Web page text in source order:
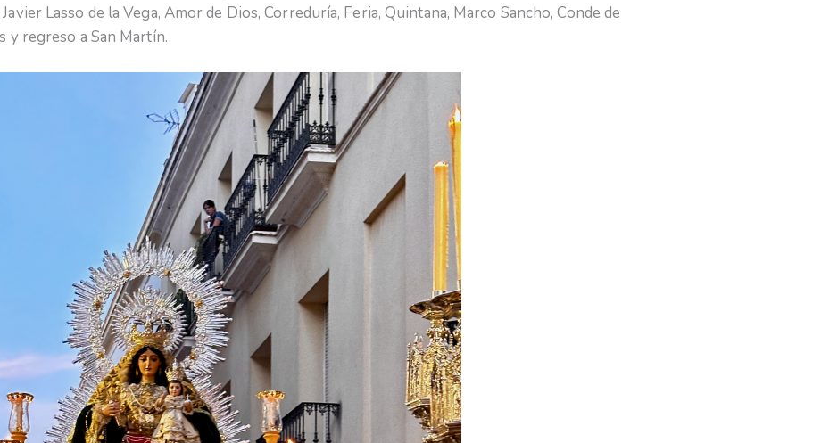
Lasso de la Vega, Amor de Dios, Correduría, Feria, Quintana, Marco Sancho, Conde de
y regreso a San Martín.